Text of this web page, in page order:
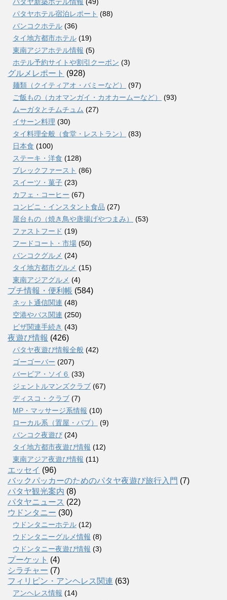
パタヤホテル宿泊レポート (88)
バンコクホテル (36)
タイ地方都市ホテル (19)
東南アジアホテル情報 (5)
ホテル予約サイトや割引クーポン (3)
グルメレポート (928)
麺類（クイティアオ・バミーなど）
(97)
ご飯もの（カオマンガイ・カオカームーなど）
(93)
ムーガタとチムチュム (27)
イサーン料理 (30)
タイ料理全般（食堂・レストラン）
(83)
日本食 (100)
ステーキ・洋食 (128)
ブレックファースト (86)
スイーツ・菓子 (23)
カフェ・コーヒー (67)
コンビニ・インスタント食品 (27)
屋台もの（焼き鳥や唐揚げやつまみ）
(53)
ファストフード (19)
フードコート・市場 (50)
バンコクグルメ (24)
タイ地方都市グルメ (15)
東南アジアグルメ (4)
プチ情報・便利帳 (584)
ネット通信関連 (48)
空港やバス関連 (250)
ビザ関連手続き (43)
夜遊び情報 (426)
パタヤ夜遊び情報全般 (42)
ゴーゴーバー (207)
バービア・ソイ６ (33)
ジェントルマンズクラブ (67)
ディスコ・クラブ (7)
MP・マッサージ系情報 (10)
ローカル系（置屋・パブ）
(9)
バンコク夜遊び (24)
タイ地方都市夜遊び情報 (12)
東南アジア夜遊び情報 (11)
エッセイ (96)
バックパッカーのためのパタヤ夜遊び旅行入門 (7)
パタヤ観光案内 (8)
パタヤニュース (22)
ウドンタニー (30)
ウドンタニーホテル (12)
ウドンタニーグルメ情報 (8)
ウドンタニー夜遊び情報 (3)
プーケット (4)
シラチャー (7)
フィリピン・アンヘレス関連 (63)
アンヘレス情報 (14)